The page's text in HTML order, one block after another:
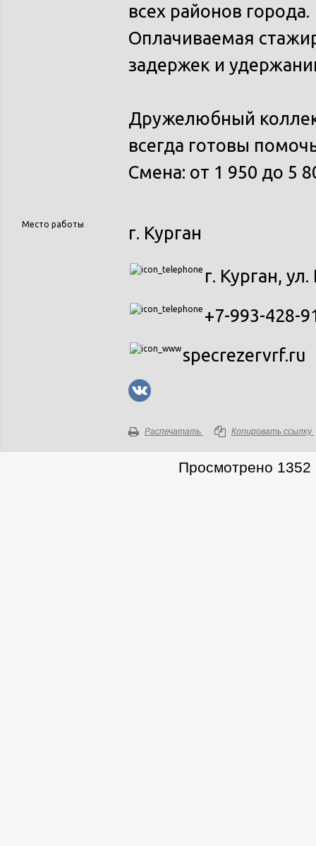
всех районов города.
Оплачиваемая
задержек и
Дружелюбный
всегда готовы
Смена: от 1 950 до 5
Место работы г. Курган
г. Курган,
+7-993-428-
specrezervrf.ru
Распечатать Копировать ссылку
Просмотрено